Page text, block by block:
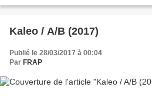
Kaleo / A/B (2017)
Publié le 28/03/2017 à 00:04
Par FRAP